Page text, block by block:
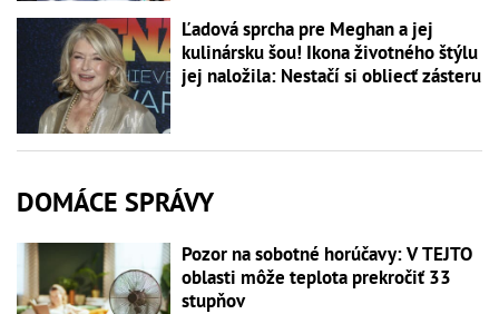
Ľadová sprcha pre Meghan a jej
kulinársku šou! Ikona životného štýlu
jej naložila: Nestačí si obliecť zásteru
DOMÁCE SPRÁVY
Pozor na sobotné horúčavy: V TEJTO
oblasti môže teplota prekročiť 33
stupňov